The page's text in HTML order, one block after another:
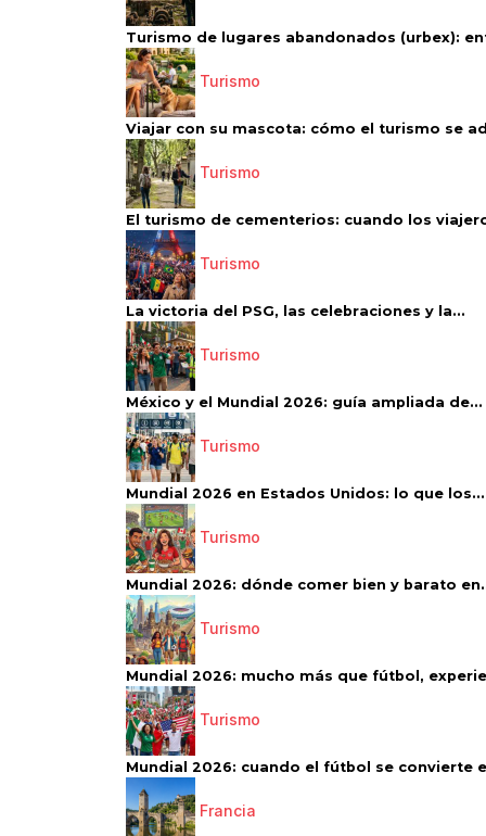
Turismo de lugares abandonados (urbex):
Turismo
Viajar con su mascota: cómo el turismo se
Turismo
El turismo de cementerios: cuando los
Turismo
La victoria del PSG, las celebraciones y la...
Turismo
México y el Mundial 2026: guía ampliada de...
Turismo
Mundial 2026 en Estados Unidos: lo que los...
Turismo
Mundial 2026: dónde comer bien y barato
Turismo
Mundial 2026: mucho más que fútbol,
Turismo
Mundial 2026: cuando el fútbol se convierte
Francia